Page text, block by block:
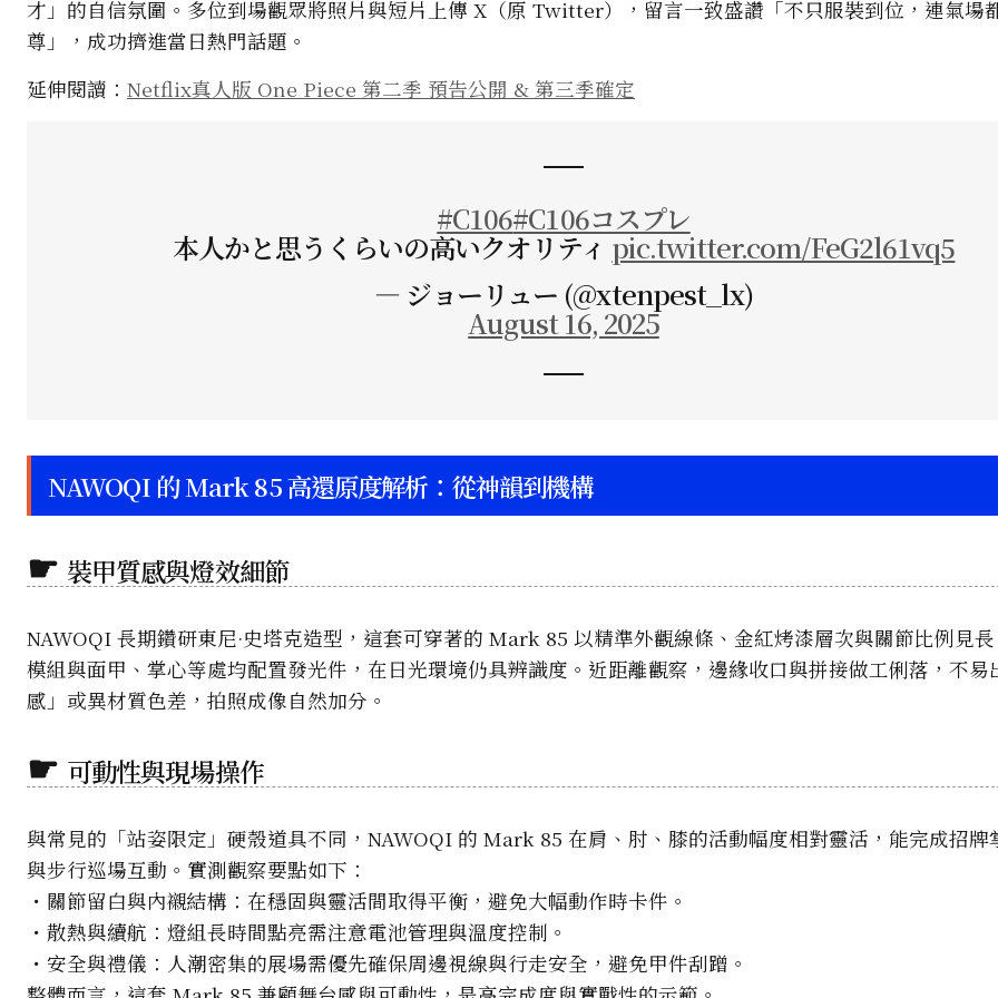
才」的自信氛圍。多位到場觀眾將照片與短片上傳 X（原 Twitter），留言一致盛讚「不只服裝到位，連氣場
尊」，成功擠進當日熱門話題。
延伸閱讀： Netflix真人版 One Piece 第二季 預告公開 & 第三季確定
#C106#C106コスプレ
本人かと思うくらいの高いクオリティpic.twitter.com/FeG2l61vq5
— ジョーリュー (@xtenpest_lx)
August 16, 2025
NAWOQI 的 Mark 85 高還原度解析：從神韻到機構
裝甲質感與燈效細節
NAWOQI 長期鑽研東尼·史塔克造型，這套可穿著的 Mark 85 以精準外觀線條、金紅烤漆層次與關節比例見
模組與面甲、掌心等處均配置發光件，在日光環境仍具辨識度。近距離觀察，邊緣收口與拼接做工俐落，不易
感」或異材質色差，拍照成像自然加分。
可動性與現場操作
與常見的「站姿限定」硬殼道具不同，NAWOQI 的 Mark 85 在肩、肘、膝的活動幅度相對靈活，能完成招牌
與步行巡場互動。實測觀察要點如下：
・關節留白與內襯結構：在穩固與靈活間取得平衡，避免大幅動作時卡件。
・散熱與續航：燈組長時間點亮需注意電池管理與溫度控制。
・安全與禮儀：人潮密集的展場需優先確保周邊視線與行走安全，避免甲件刮蹭。